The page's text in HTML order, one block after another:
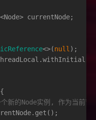
currentNode;
<>(null );
{
新的Node实例, 作为当前节